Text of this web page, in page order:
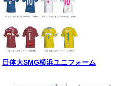
日体大SMG横浜ユニフォーム